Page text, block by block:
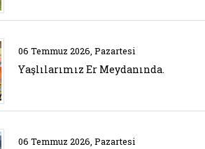
Belgeyi aç: yaslilarimiz er
06 Temmuz 2026, Pazartesi
Yaşlılarımız Er Meydanında.
Belgeyi aç: er meydaninda
06 Temmuz 2026, Pazartesi